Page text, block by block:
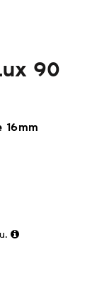
90
16mm